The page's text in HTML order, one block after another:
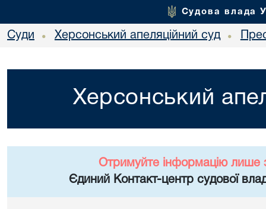
Судова влада
Суди • Херсонський апеляційний суд •
Херсонський
Отримуйте інформацію лише
Єдиний Контакт-центр судової